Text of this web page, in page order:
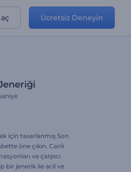
Ücretsiz Deneyin
için tasarlanmış Son
öne çıkın. Canlı
ve çarpıcı
bir jenerik ile acil ve